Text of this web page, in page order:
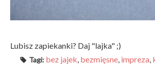
Lubisz zapiekanki? Daj "lajka" ;)
Tagi: bez jajek, bezmięsne, impreza,